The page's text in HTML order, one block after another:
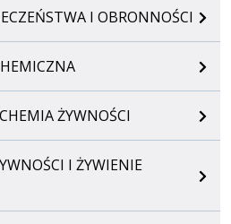
I OBRONNOŚCI
ŻYWNOŚCI
I ŻYWIENIE